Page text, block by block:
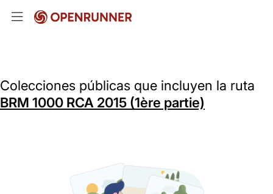
Colecciones públicas que incluyen la ruta
BRM 1000 RCA 2015 (1ère partie)